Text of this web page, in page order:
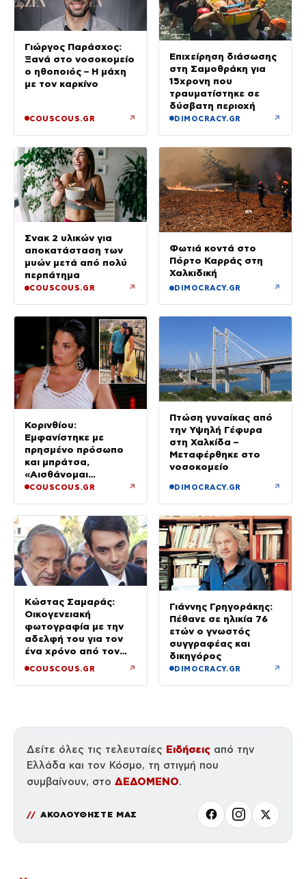
Γιώργος Παράσχος:
Ξανά στο νοσοκομείο
ο ηθοποιός – Η μάχη
με τον καρκίνο
COUSCOUS.GR ↗
Επιχείρηση διάσωσης
στη Σαμοθράκη για
15χρονη που
τραυματίστηκε σε
δύσβατη περιοχή
DIMOCRACY.GR ↗
Σνακ 2 υλικών για
αποκατάσταση των
μυών μετά από πολύ
περπάτημα
COUSCOUS.GR ↗
Φωτιά κοντά στο
Πόρτο Καρράς στη
Χαλκιδική
DIMOCRACY.GR ↗
Κορινθίου:
Εμφανίστηκε με
πρησμένο πρόσωπο
και μπράτσα,
«Αισθάνομαι
μπουχτισμένη»
COUSCOUS.GR ↗
Πτώση γυναίκας από
την Υψηλή Γέφυρα
στη Χαλκίδα –
Μεταφέρθηκε στο
νοσοκομείο
DIMOCRACY.GR ↗
Κώστας Σαμαράς:
Οικογενειακή
φωτογραφία με την
αδελφή του για τον
ένα χρόνο από τον
COUSCOUS.GR ↗
Γιάννης Γρηγοράκης:
Πέθανε σε ηλικία 76
ετών ο γνωστός
συγγραφέας και
δικηγόρος
DIMOCRACY.GR ↗
Δείτε όλες τις τελευταίες Ειδήσεις από την
Ελλάδα και τον Κόσμο, τη στιγμή που
συμβαίνουν, στο ΔΕΔΟΜΕΝΟ.
ΑΚΟΛΟΥΘΗΣΤΕ ΜΑΣ